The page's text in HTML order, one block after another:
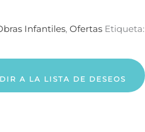
Infantiles, Ofertas Etiqueta:
A LA LISTA DE DESEOS